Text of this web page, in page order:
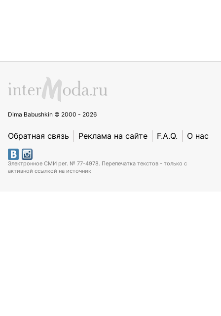
Dima Babushkin © 2000 - 2026
Обратная связь Реклама на сайте F.A.Q. О нас
Электронное СМИ рег. № 77-4978. Перепечатка текстов - только с
активной ссылкой на источник